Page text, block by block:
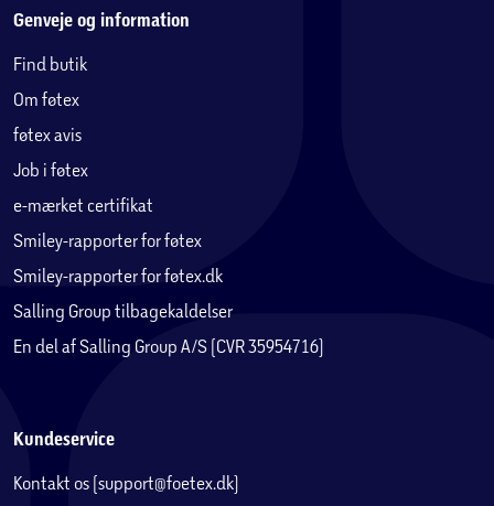
Genveje og information
Find butik
Om føtex
føtex avis
Job i føtex
e-mærket certifikat
Smiley-rapporter for føtex
Smiley-rapporter for føtex.dk
Salling Group tilbagekaldelser
En del af Salling Group A/S (CVR 35954716)
Kundeservice
Kontakt os (support@foetex.dk)